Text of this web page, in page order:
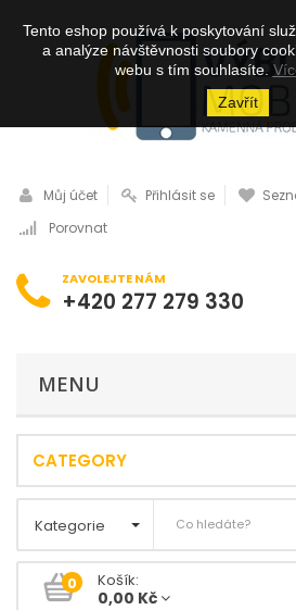
Můj účet Přihlásit se
Porovnat
ZAVOLEJTE NÁM
+420 277 279 330
MENU
CATEGORY
Kategorie
0 Košík:
0,00 Kč
Tento eshop používá k poskytování
a analýze návštěvnosti soubory
webu s tím souhlasíte.
Zavřít